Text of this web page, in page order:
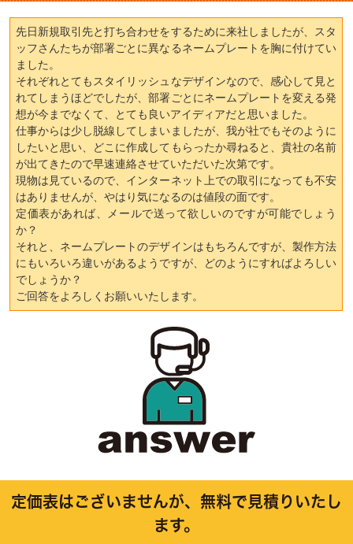
先日新規取引先と打ち合わせをするために来社しましたが、スタ
ッフさんたちが部署ごとに異なるネームプレートを胸に付けてい
ました。
それぞれとてもスタイリッシュなデザインなので、感心して見と
れてしまうほどでしたが、部署ごとにネームプレートを変える発
想が今までなくて、とても良いアイディアだと思いました。
仕事からは少し脱線してしまいましたが、我が社でもそのように
したいと思い、どこに作成してもらったか尋ねると、貴社の名前
が出てきたので早速連絡させていただいた次第です。
現物は見ているので、インターネット上での取引になっても不安
はありませんが、やはり気になるのは値段の面です。
定価表があれば、メールで送って欲しいのですが可能でしょう
か？
それと、ネームプレートのデザインはもちろんですが、製作方法
にもいろいろ違いがあるようですが、どのようにすればよろしい
でしょうか？
ご回答をよろしくお願いいたします。
定価表はございませんが、無料で見積りいたし
ます。